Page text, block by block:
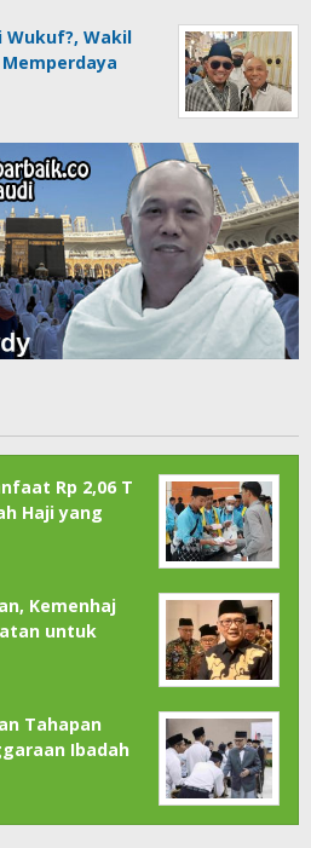
Wukuf?, Wakil
Rp 2,06 T
Haji yang
Kemenhaj
untuk
Tahapan
Ibadah